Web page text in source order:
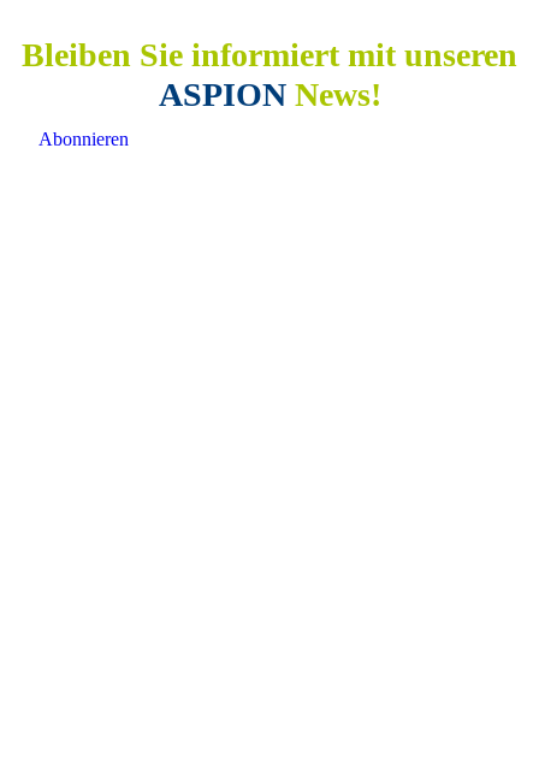
Bleiben Sie informiert mit unseren
ASPION News!
Abonnieren